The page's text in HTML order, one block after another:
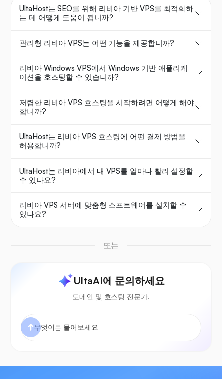
UltaHost는 SEO를 위해 리비아 기반 VPS를 최적화하
는 데 어떻게 도움이 됩니까?
관리형 리비아 VPS는 어떤 기능을 제공합니까?
리비아 Windows VPS에서 Windows 기반 애플리케
이션을 호스팅할 수 있습니까?
저렴한 리비아 VPS 호스팅을 시작하려면 어떻게 해야
합니까?
UltaHost는 리비아 VPS 호스팅에 어떤 결제 방법을
허용합니까?
UltaHost는 리비아에서 내 VPS를 얼마나 빨리 설정할
수 있나요?
리비아 VPS 서버에 맞춤형 소프트웨어를 설치할 수
있나요?
또는
UltaAI에 문의하세요
도메인 및 호스팅 전문가.